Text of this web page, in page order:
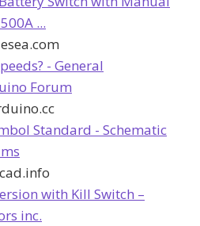
...
- General
Forum
Standard - Schematic
with Kill Switch –
inc.